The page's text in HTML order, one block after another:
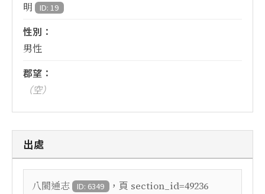
明 ID: 19
性別：
男性
郡望：
（空）
出處
八閩通志 ID: 6349 ，頁 section_id=49236